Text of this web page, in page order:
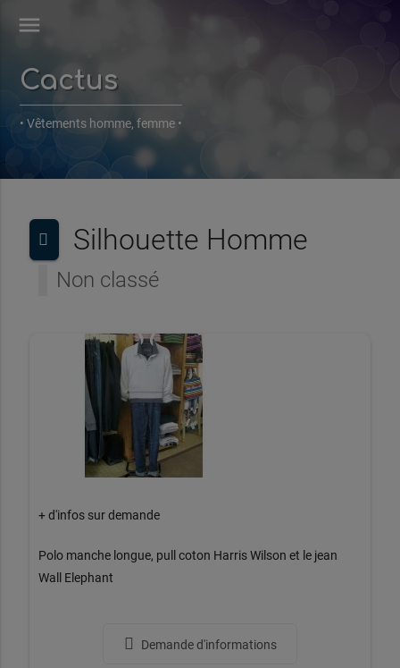
menu
Cactus
• Vêtements homme, femme •
Silhouette Homme
Non classé
+ d'infos sur demande
Polo manche longue, pull coton Harris Wilson et le jean
Wall Elephant
Demande d'informations